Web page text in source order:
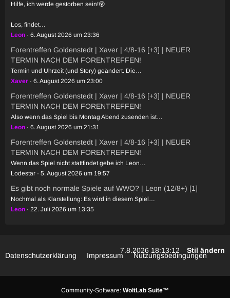
Hilfe, ich werde gestorben sein!😵
Los, findet…
Leon
6. August 2026 um 23:36
Forentreffen Goldenstedt | Xaver | 4/8-16 [+3] | NEUER
TERMIN NACH DEM FORENTREFFEN!
Termin und Uhrzeit (und Story) geändert. Die…
Xaver
6. August 2026 um 23:00
Forentreffen Goldenstedt | Xaver | 4/8-16 [+3] | NEUER
TERMIN NACH DEM FORENTREFFEN!
Also wenn das Spiel bis Montag Abend zusenden ist…
Leon
6. August 2026 um 21:31
Forentreffen Goldenstedt | Xaver | 4/8-16 [+3] | NEUER
TERMIN NACH DEM FORENTREFFEN!
Wenn das Spiel nicht stattfindet gebe ich Leon…
Lodestar
5. August 2026 um 19:57
Es gibt noch normale Spiele auf WWO? | Leon (12/8+) [1]
Nochmal als Klarstellung: Es wird in diesem Spiel…
Leon
22. Juli 2026 um 13:35
7.8.2026 18:13:12 Stil ändern
Datenschutzerklärung Impressum Nutzungsbedingungen
Community-Software: WoltLab Suite™